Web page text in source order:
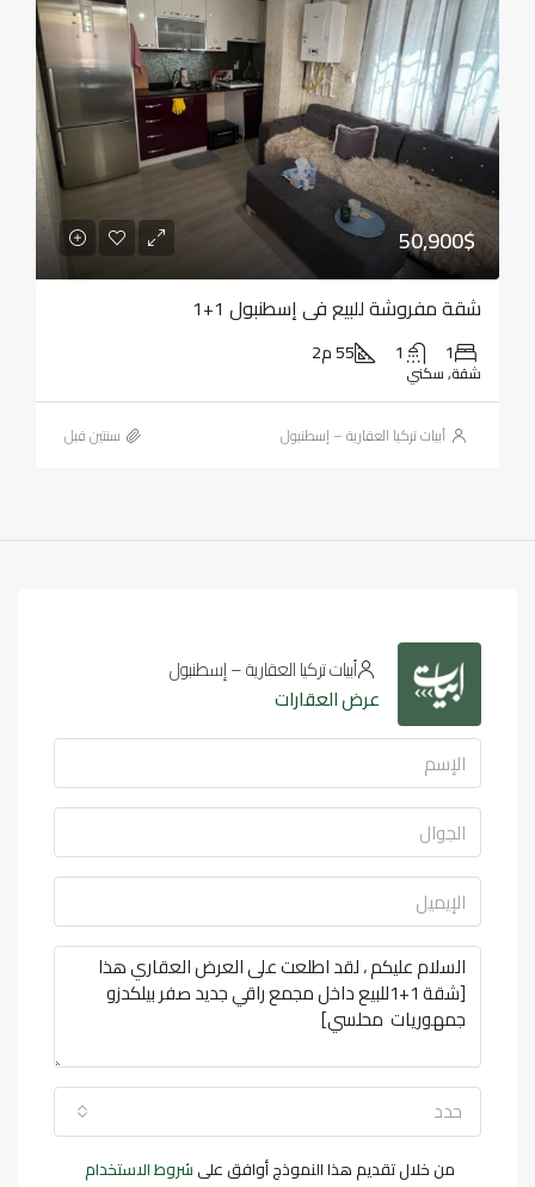
50,900$
شقة مفروشة للبيع في إسطنبول 1+1
1
1 55 م2
شقة, سكني
أبيات تركيا العقارية – إسطنبول ‏سنتين قبل
أبيات تركيا العقارية – إسطنبول
عرض العقارات
حدد
من خلال تقديم هذا النموذج أوافق على شروط الاستخدام